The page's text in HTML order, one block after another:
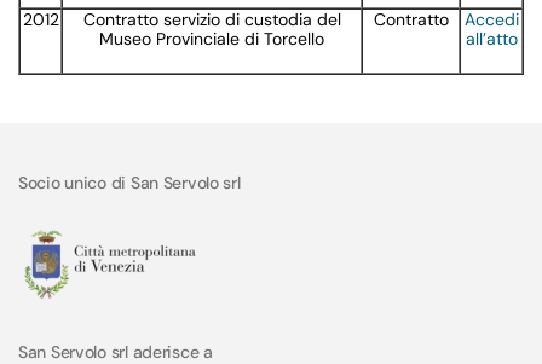
2012
Contratto servizio di custodia del
Museo Provinciale di Torcello
Contratto
Accedi
all’atto
Socio unico di San Servolo srl
San Servolo srl aderisce a